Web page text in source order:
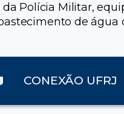
Polícia Militar,
de água
CONEXÃO UFRJ